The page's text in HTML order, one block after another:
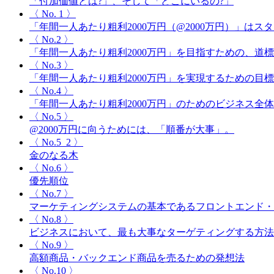
〈 No. 1 〉
「年間一人あたり粗利2000万円（@2000万円）」は
〈 No.2 〉
「年間一人あたり粗利2000万円」を目指すための、
〈 No.3 〉
「年間一人あたり粗利2000万円」を実現するための目
〈 No.4 〉
「年間一人あたり粗利2000万円」のためのビジネス
〈 No.5 〉
@2000万円に向うためには、「順番が大事」。
〈 No.5_2 〉
金のなる木
〈 No.6 〉
優先順位
〈 No.7 〉
マーケティングシステムの基本であるフロントエンド
〈 No.8 〉
ビジネスにおいて、最も大事なターゲティングする方法
〈 No.9 〉
高額商品・バックエンド商品を売るための発想法
〈 No.10 〉